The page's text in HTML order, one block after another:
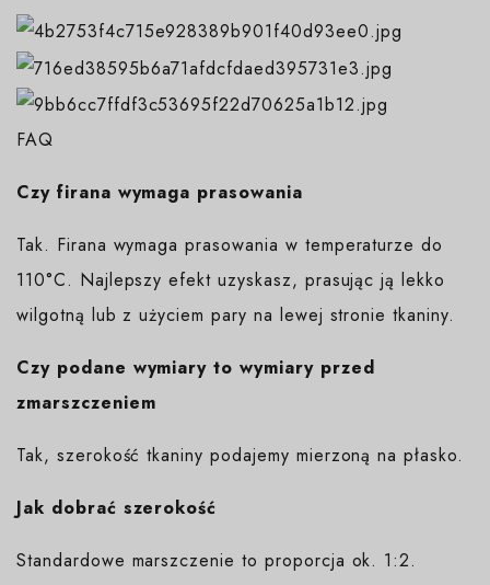
FAQ
Czy firana wymaga prasowania
Tak. Firana wymaga prasowania w temperaturze do
110°C. Najlepszy efekt uzyskasz, prasując ją lekko
wilgotną lub z użyciem pary na lewej stronie tkaniny.
Czy podane wymiary to wymiary przed
zmarszczeniem
Tak, szerokość tkaniny podajemy mierzoną na płasko.
Jak dobrać szerokość
Standardowe marszczenie to proporcja ok. 1:2.